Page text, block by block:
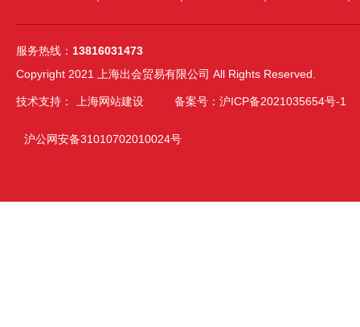
服务热线： 13816031473
Copyright 2021 上海出会贸易有限公司 All Rights Reserved.
技术支持： 上海网站建设 备案号：沪ICP备2021035654号-1
沪公网安备31010702010024号